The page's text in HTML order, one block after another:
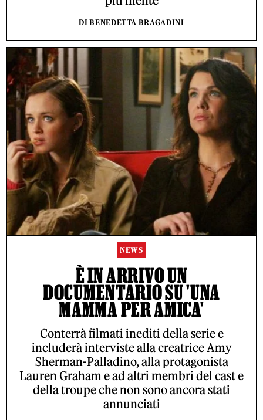
DI BENEDETTA BRAGADINI
NEWS
È IN ARRIVO UN
DOCUMENTARIO SU 'UNA
MAMMA PER AMICA'
Conterrà filmati inediti della serie e
includerà interviste alla creatrice Amy
Sherman-Palladino, alla protagonista
Lauren Graham e ad altri membri del cast e
della troupe che non sono ancora stati
annunciati